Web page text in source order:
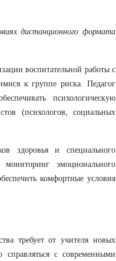
дистанционного формата
воспитательной работы с
к группе риска. Педагог
психологическую
(психологов, социальных
здоровья и специального
мониторинг эмоционального
комфортные условия
требует от учителя новых
с современными